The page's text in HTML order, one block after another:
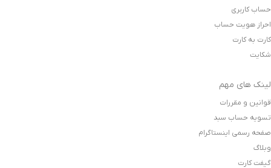
حساب کاربری
احراز هویت حساب
کارت به کارت
شکایت
لینک های مهم
قوانین و مقررات
تسویه حساب سبد
صفحه رسمی اینستاگرام
وبلاگ
گیفت کارت